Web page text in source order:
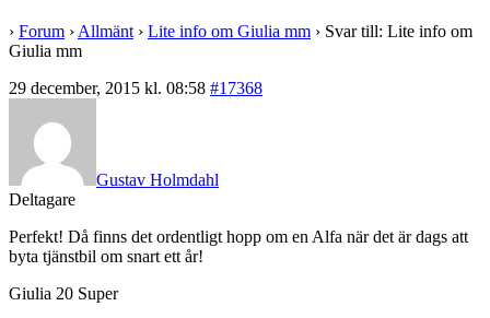
› Forum › Allmänt › Lite info om Giulia mm › Svar till: Lite info om
Giulia mm
29 december, 2015 kl. 08:58 #17368
Gustav Holmdahl
Deltagare
Perfekt! Då finns det ordentligt hopp om en Alfa när det är dags att
byta tjänstbil om snart ett år!
Giulia 20 Super